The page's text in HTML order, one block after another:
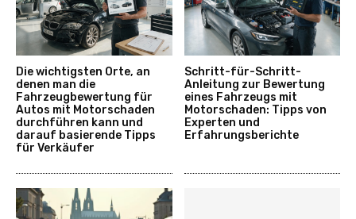
Die wichtigsten Orte, an
denen man die
Fahrzeugbewertung für
Autos mit Motorschaden
durchführen kann und
darauf basierende Tipps
für Verkäufer
Schritt-für-Schritt-
Anleitung zur Bewertung
eines Fahrzeugs mit
Motorschaden: Tipps von
Experten und
Erfahrungsberichte